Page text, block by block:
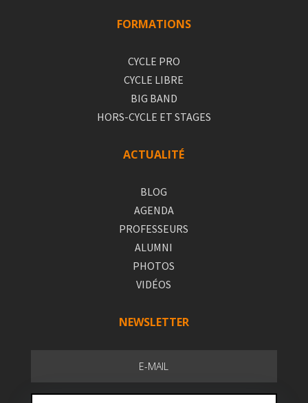
FORMATIONS
CYCLE PRO
CYCLE LIBRE
BIG BAND
HORS-CYCLE ET STAGES
ACTUALITÉ
BLOG
AGENDA
PROFESSEURS
ALUMNI
PHOTOS
VIDÉOS
NEWSLETTER